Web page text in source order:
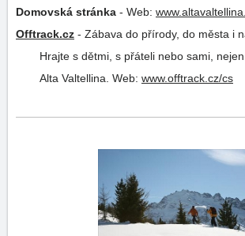
Domovská stránka - Web:
Offtrack.cz - Zábava do přírody, do města i
Hrajte s dětmi, s přáteli nebo sami,
Alta Valtellina. Web: www.offtrack.cz/cs